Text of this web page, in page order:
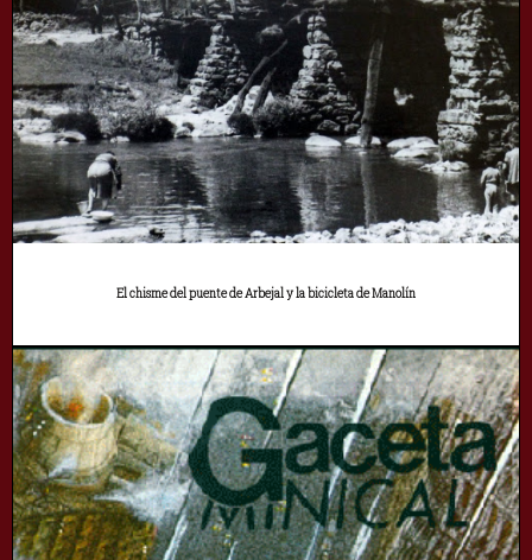
El chisme del puente de Arbejal y la bicicleta de Manolín